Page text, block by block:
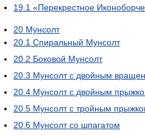
19.1 «Перекрестное
20 Мунсолт
20.1 Спиральный Мунсолт
20.2 Боковой Мунсолт
20.3 Мунсолт с двойным
20.4 Мунсолт с двойным
20.5 Мунсолт с тройным
20.6 Мунсолт со шпагатом